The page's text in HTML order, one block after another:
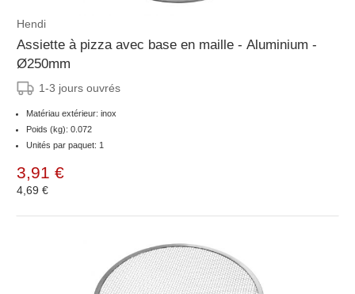
Hendi
Assiette à pizza avec base en maille - Aluminium -
Ø250mm
1-3 jours ouvrés
Matériau extérieur: inox
Poids (kg): 0.072
Unités par paquet: 1
3,91 €
4,69 €